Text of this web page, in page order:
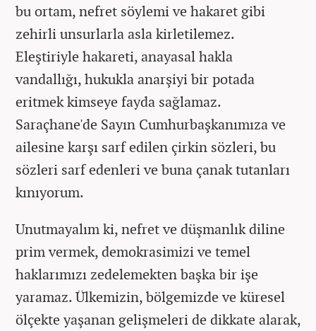
bu ortam, nefret söylemi ve hakaret gibi
zehirli unsurlarla asla kirletilemez.
Eleştiriyle hakareti, anayasal hakla
vandallığı, hukukla anarşiyi bir potada
eritmek kimseye fayda sağlamaz.
Saraçhane'de Sayın Cumhurbaşkanımıza ve
ailesine karşı sarf edilen çirkin sözleri, bu
sözleri sarf edenleri ve buna çanak tutanları
kınıyorum.
Unutmayalım ki, nefret ve düşmanlık diline
prim vermek, demokrasimizi ve temel
haklarımızı zedelemekten başka bir işe
yaramaz. Ülkemizin, bölgemizde ve küresel
ölçekte yaşanan gelişmeleri de dikkate alarak,